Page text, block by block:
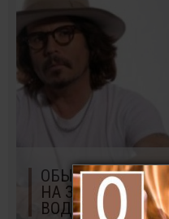
ОБЫЧНЫЕ
НА
ВОДЫ